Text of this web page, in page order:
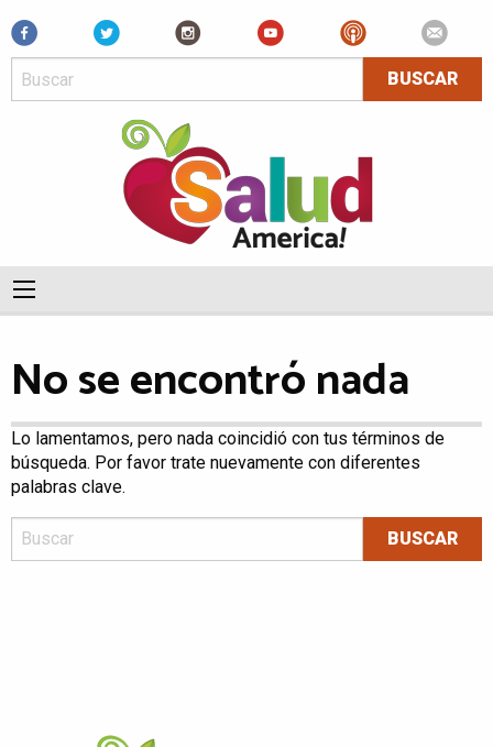
Facebook
No se encontró nada
Lo lamentamos, pero nada coincidió con tus términos de
búsqueda. Por favor trate nuevamente con diferentes
palabras clave.